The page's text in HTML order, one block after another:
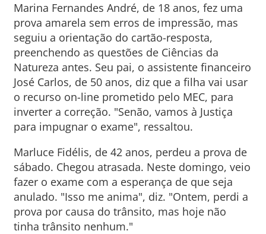
Marina Fernandes André, de 18 anos, fez uma
prova amarela sem erros de impressão, mas
seguiu a orientação do cartão-resposta,
preenchendo as questões de Ciências da
Natureza antes. Seu pai, o assistente financeiro
José Carlos, de 50 anos, diz que a filha vai usar
o recurso on-line prometido pelo MEC, para
inverter a correção. "Senão, vamos à Justiça
para impugnar o exame", ressaltou.
Marluce Fidélis, de 42 anos, perdeu a prova de
sábado. Chegou atrasada. Neste domingo, veio
fazer o exame com a esperança de que seja
anulado. "Isso me anima", diz. "Ontem, perdi a
prova por causa do trânsito, mas hoje não
tinha trânsito nenhum."